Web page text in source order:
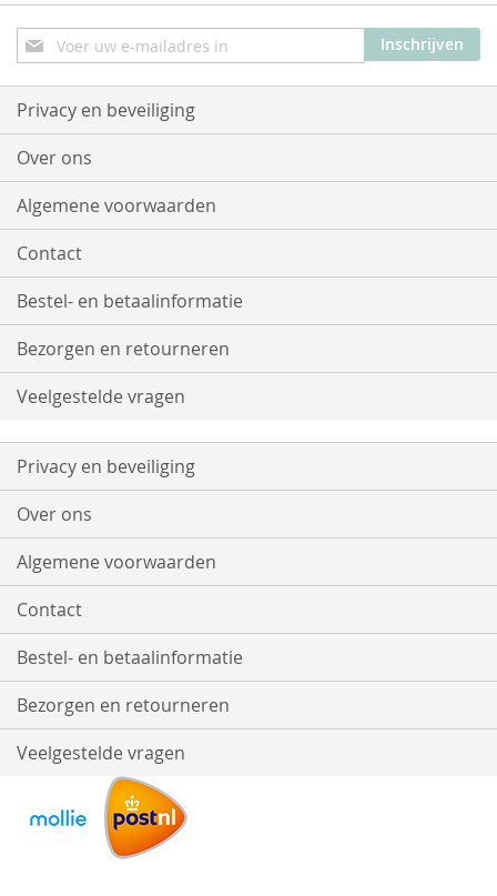
Abonneer
u
op
onze
nieuwsbrief
Inschrijven
Privacy en beveiliging
Over ons
Algemene voorwaarden
Contact
Bestel- en betaalinformatie
Bezorgen en retourneren
Veelgestelde vragen
Privacy en beveiliging
Over ons
Algemene voorwaarden
Contact
Bestel- en betaalinformatie
Bezorgen en retourneren
Veelgestelde vragen